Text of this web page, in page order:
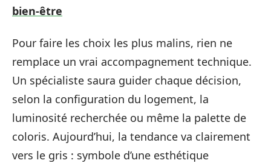
bien-être
Pour faire les choix les plus malins, rien ne
remplace un vrai accompagnement technique.
Un spécialiste saura guider chaque décision,
selon la configuration du logement, la
luminosité recherchée ou même la palette de
coloris. Aujourd’hui, la tendance va clairement
vers le gris : symbole d’une esthétique